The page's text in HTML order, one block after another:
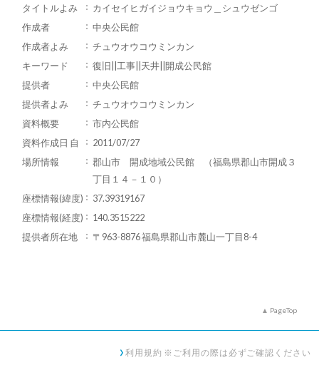
タイトルよみ
カイセイヒガイジョウキョウ＿シュウゼンゴ
作成者
中央公民館
作成者よみ
チュウオウコウミンカン
キーワード
復旧||工事||天井||開成公民館
提供者
中央公民館
提供者よみ
チュウオウコウミンカン
資料概要
市内公民館
資料作成日 自
2011/07/27
場所情報
郡山市 開成地域公民館 （福島県郡山市開成３
丁目１４－１０）
座標情報(緯度)
37.39319167
座標情報(経度)
140.3515222
提供者所在地
〒963-8876 福島県郡山市麓山一丁目8-4
PageTop
利用規約 ※ご利用の際は必ずご確認ください